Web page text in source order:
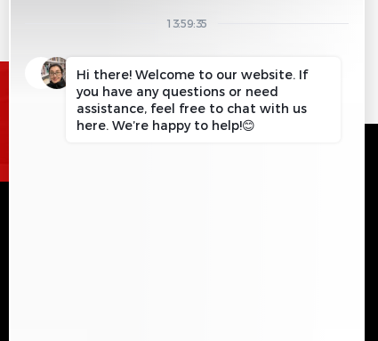
DEMANDE
D'INFORMATIONS